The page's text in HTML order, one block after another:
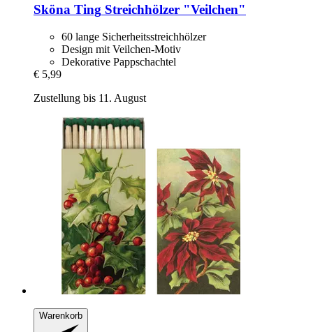
Sköna Ting Streichhölzer "Veilchen"
60 lange Sicherheitsstreichhölzer
Design mit Veilchen-Motiv
Dekorative Pappschachtel
€ 5,99
Zustellung bis 11. August
Warenkorb